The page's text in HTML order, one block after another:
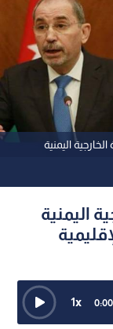
اليمنية
اليمنية
0:00
1x